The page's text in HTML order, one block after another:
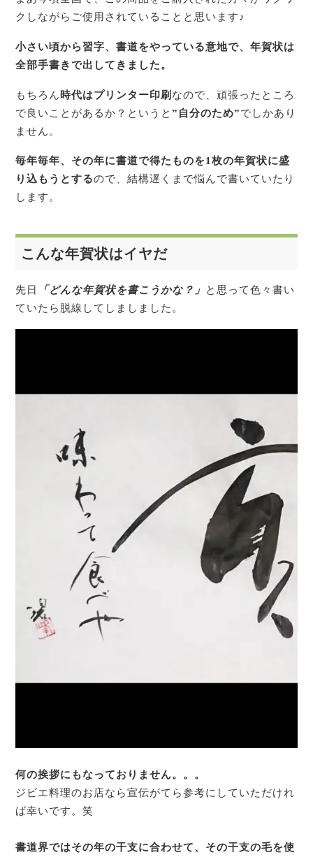
クしながらご使用されていることと思います♪
小さい頃から習字、書道をやっている意地で、年賀状は
全部手書きで出してきました。
もちろん時代はプリンター印刷 なので、頑張ったところ
で良いことがあるか？というと”自分のため”でしかあり
ません。
毎年毎年、その年に書道で得たものを1枚の年賀状に盛
り込もうとするので、結構遅くまで悩んで書いていたり
します。
こんな年賀状はイヤだ
先日 「どんな年賀状を書こうかな？」
と思って色々書い
ていたら脱線してしましました。
何の挨拶にもなっておりません。。。
ジビエ料理のお店なら宣伝がてら参考にしていただけれ
ば幸いです。笑
書道界ではその年の干支に合わせて、その干支の毛を使